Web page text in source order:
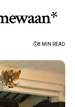
8 MIN READ